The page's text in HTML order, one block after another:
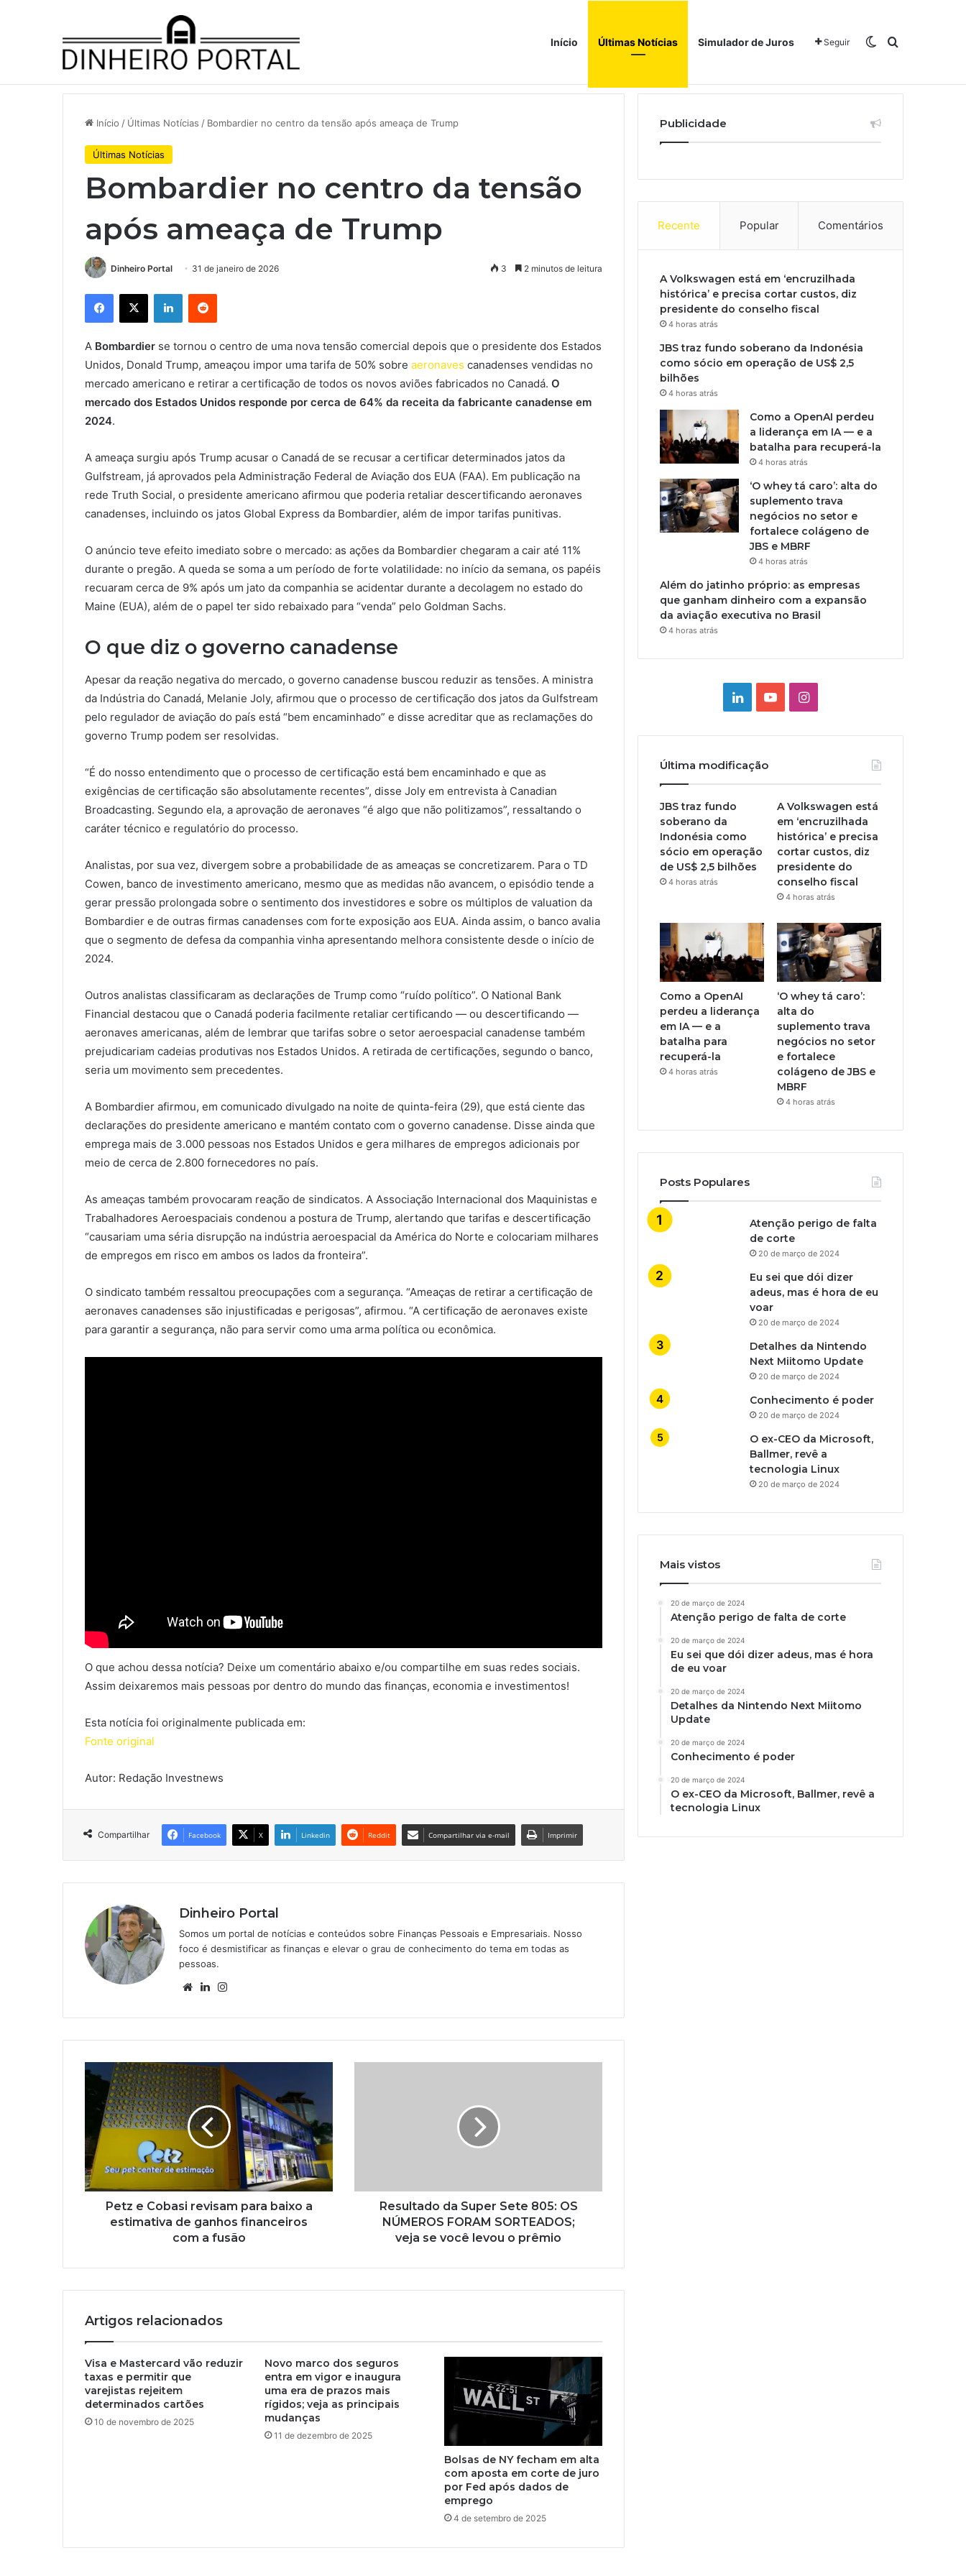
Início Últimas Notícias Simulador de Juros Seguir Switch skin
Procurar por
Notícias de Última Hora JBS traz fundo soberano da Indonésia como sócio em operação de US$ 2,5 bilhões
Início / Últimas Notícias / Bombardier no centro da tensão após ameaça de Trump
Últimas Notícias
Bombardier no centro da tensão
após ameaça de Trump
Dinheiro Portal 31 de janeiro de 2026 3 2 minutos de leitura
Facebook
X LinkedinReddit
A Bombardier se tornou o centro de uma nova tensão comercial depois que o presidente dos Estados
Unidos, Donald Trump, ameaçou impor uma tarifa de 50% sobre aeronaves canadenses vendidas no
mercado americano e retirar a certificação de todos os novos aviões fabricados no Canadá. O
mercado dos Estados Unidos responde por cerca de 64% da receita da fabricante canadense em
2024.
A ameaça surgiu após Trump acusar o Canadá de se recusar a certificar determinados jatos da
Gulfstream, já aprovados pela Administração Federal de Aviação dos EUA (FAA). Em publicação na
rede Truth Social, o presidente americano afirmou que poderia retaliar descertificando aeronaves
canadenses, incluindo os jatos Global Express da Bombardier, além de impor tarifas punitivas.
O anúncio teve efeito imediato sobre o mercado: as ações da Bombardier chegaram a cair até 11%
durante o pregão. A queda se soma a um período de forte volatilidade: no início da semana, os papéis
recuaram cerca de 9% após um jato da companhia se acidentar durante a decolagem no estado do
Maine (EUA), além de o papel ter sido rebaixado para “venda” pelo Goldman Sachs.
O que diz o governo canadense
Apesar da reação negativa do mercado, o governo canadense buscou reduzir as tensões. A ministra
da Indústria do Canadá, Melanie Joly, afirmou que o processo de certificação dos jatos da Gulfstream
pelo regulador de aviação do país está “bem encaminhado” e disse acreditar que as reclamações do
governo Trump podem ser resolvidas.
“É do nosso entendimento que o processo de certificação está bem encaminhado e que as
exigências de certificação são absolutamente recentes”, disse Joly em entrevista à Canadian
Broadcasting. Segundo ela, a aprovação de aeronaves “é algo que não politizamos”, ressaltando o
caráter técnico e regulatório do processo.
Analistas, por sua vez, divergem sobre a probabilidade de as ameaças se concretizarem. Para o TD
Cowen, banco de investimento americano, mesmo que as medidas não avancem, o episódio tende a
gerar pressão prolongada sobre o sentimento dos investidores e sobre os múltiplos de valuation da
Bombardier e de outras firmas canadenses com forte exposição aos EUA. Ainda assim, o banco avalia
que o segmento de defesa da companhia vinha apresentando melhora consistente desde o início de
2024.
Outros analistas classificaram as declarações de Trump como “ruído político”. O National Bank
Financial destacou que o Canadá poderia facilmente retaliar certificando — ou descertificando —
aeronaves americanas, além de lembrar que tarifas sobre o setor aeroespacial canadense também
prejudicariam cadeias produtivas nos Estados Unidos. A retirada de certificações, segundo o banco,
seria um movimento sem precedentes.
A Bombardier afirmou, em comunicado divulgado na noite de quinta-feira (29), que está ciente das
declarações do presidente americano e mantém contato com o governo canadense. Disse ainda que
emprega mais de 3.000 pessoas nos Estados Unidos e gera milhares de empregos adicionais por
meio de cerca de 2.800 fornecedores no país.
As ameaças também provocaram reação de sindicatos. A Associação Internacional dos Maquinistas e
Trabalhadores Aeroespaciais condenou a postura de Trump, alertando que tarifas e descertificação
“causariam uma séria disrupção na indústria aeroespacial da América do Norte e colocariam milhares
de empregos em risco em ambos os lados da fronteira”.
O sindicato também ressaltou preocupações com a segurança. “Ameaças de retirar a certificação de
aeronaves canadenses são injustificadas e perigosas”, afirmou. “A certificação de aeronaves existe
para garantir a segurança, não para servir como uma arma política ou econômica.
O que achou dessa notícia? Deixe um comentário abaixo e/ou compartilhe em suas redes sociais.
Assim deixaremos mais pessoas por dentro do mundo das finanças, economia e investimentos!
Esta notícia foi originalmente publicada em:
Fonte original
Autor: Redação Investnews
Compartilhar Facebook X Linkedin Reddit Compartilhar via e-mail Imprimir
Dinheiro Portal
Somos um portal de notícias e conteúdos sobre Finanças Pessoais e Empresariais. Nosso
foco é desmistificar as finanças e elevar o grau de conhecimento do tema em todas as
pessoas.
WebsiteLinkedin
Petz e Cobasi revisam para baixo a
estimativa de ganhos financeiros
com a fusão
Resultado da Super Sete 805: OS
NÚMEROS FORAM SORTEADOS;
veja se você levou o prêmio
Artigos relacionados
Visa e Mastercard vão reduzir
taxas e permitir que
varejistas rejeitem
determinados cartões
10 de novembro de 2025
Novo marco dos seguros
entra em vigor e inaugura
uma era de prazos mais
rígidos; veja as principais
mudanças
11 de dezembro de 2025
Bolsas de NY fecham em alta
com aposta em corte de juro
por Fed após dados de
emprego
4 de setembro de 2025
Publicidade
Recente Popular Comentários
A Volkswagen está em ‘encruzilhada
histórica’ e precisa cortar custos, diz
presidente do conselho fiscal
4 horas atrás
JBS traz fundo soberano da Indonésia
como sócio em operação de US$ 2,5
bilhões
4 horas atrás
Como a OpenAI perdeu
a liderança em IA — e a
batalha para recuperá-la
4 horas atrás
‘O whey tá caro’: alta do
suplemento trava
negócios no setor e
fortalece colágeno de
JBS e MBRF
4 horas atrás
Além do jatinho próprio: as empresas
que ganham dinheiro com a expansão
da aviação executiva no Brasil
4 horas atrás
LinkedinYouTubeInstagram
Última modificação
JBS traz fundo
soberano da
Indonésia como
sócio em operação
de US$ 2,5 bilhões
4 horas atrás
A Volkswagen está
em ‘encruzilhada
histórica’ e precisa
cortar custos, diz
presidente do
conselho fiscal
4 horas atrás
Como a OpenAI
perdeu a liderança
em IA — e a
batalha para
recuperá-la
4 horas atrás
‘O whey tá caro’:
alta do
suplemento trava
negócios no setor
e fortalece
colágeno de JBS e
MBRF
4 horas atrás
Posts Populares
Atenção perigo de falta
de corte
20 de março de 2024
Eu sei que dói dizer
adeus, mas é hora de eu
voar
20 de março de 2024
Detalhes da Nintendo
Next Miitomo Update
20 de março de 2024
Conhecimento é poder
20 de março de 2024
O ex-CEO da Microsoft,
Ballmer, revê a
tecnologia Linux
20 de março de 2024
Mais vistos
20 de março de 2024
Atenção perigo de falta de corte
20 de março de 2024
Eu sei que dói dizer adeus, mas é hora
de eu voar
20 de março de 2024
Detalhes da Nintendo Next Miitomo
Update
20 de março de 2024
Conhecimento é poder
20 de março de 2024
O ex-CEO da Microsoft, Ballmer, revê a
tecnologia Linux